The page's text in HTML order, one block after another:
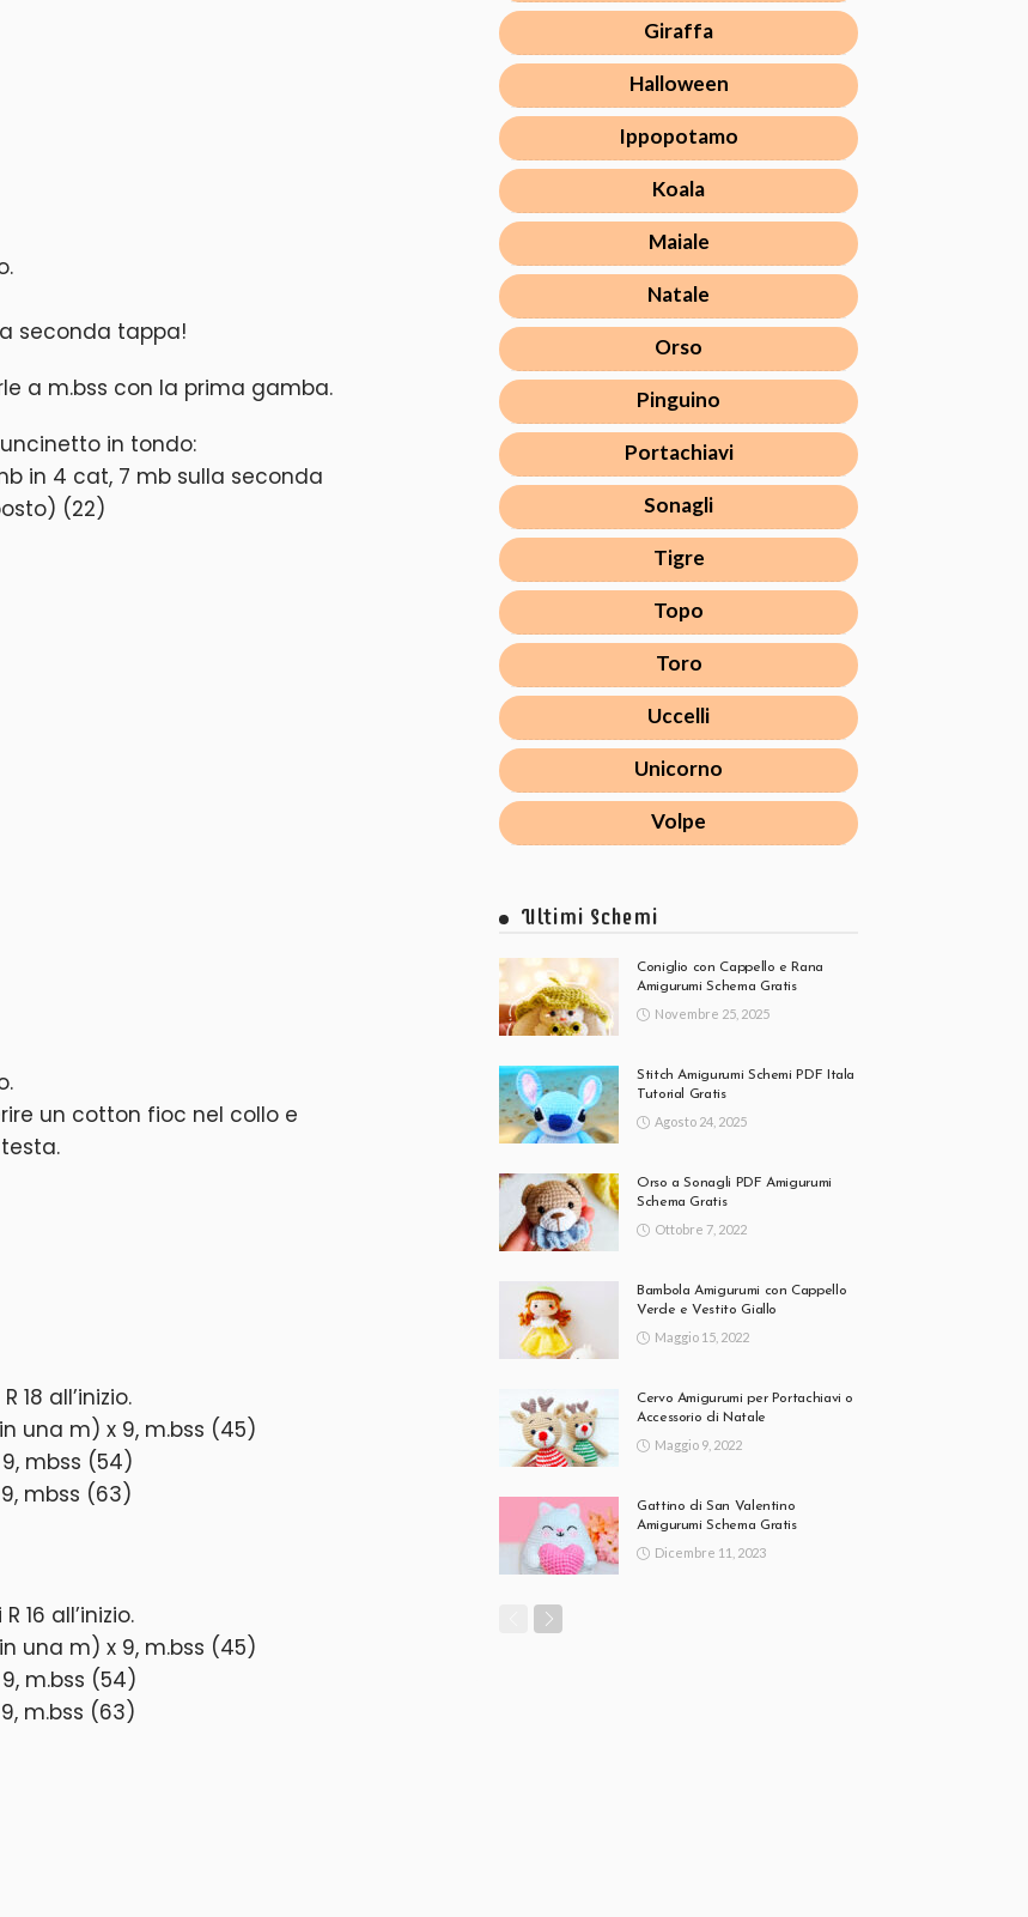
seconda tappa!
a m.bss con la prima gamba.
in tondo:
in 4 cat, 7 mb sulla seconda
(22)
un cotton fioc nel collo e
all’inizio.
una m) x 9, m.bss (45)
9, mbss (54)
9, mbss (63)
16 all’inizio.
una m) x 9, m.bss (45)
m.bss (54)
m.bss (63)
Giraffa
Halloween
Ippopotamo
Koala
Maiale
Natale
Orso
Pinguino
Portachiavi
Sonagli
Tigre
Topo
Toro
Uccelli
Unicorno
Volpe
Ultimi Schemi
Coniglio con Cappello e Rana
Amigurumi Schema Gratis
Novembre 25, 2025
Stitch Amigurumi Schemi PDF Itala
Tutorial Gratis
Agosto 24, 2025
Orso a Sonagli PDF Amigurumi
Schema Gratis
Ottobre 7, 2022
Bambola Amigurumi con Cappello
Verde e Vestito Giallo
Maggio 15, 2022
Cervo Amigurumi per Portachiavi o
Accessorio di Natale
Maggio 9, 2022
Gattino di San Valentino
Amigurumi Schema Gratis
Dicembre 11, 2023